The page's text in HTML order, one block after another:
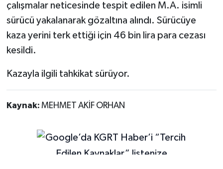
çalışmalar neticesinde tespit edilen M.A. isimli
sürücü yakalanarak gözaltına alındı. Sürücüye
kaza yerini terk ettiği için 46 bin lira para cezası
kesildi.
Kazayla ilgili tahkikat sürüyor.
Kaynak: MEHMET AKİF ORHAN